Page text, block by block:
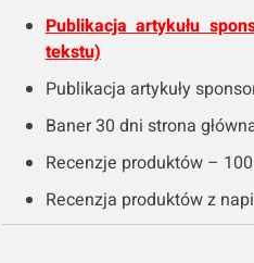
Publikacja artykułu
tekstu)
Publikacja artykuły
Baner 30 dni strona
Recenzje produktów –
Recenzja produktów z